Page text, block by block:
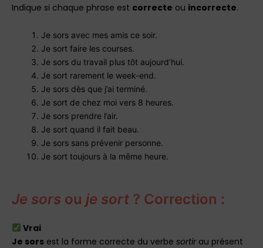
Indique si chaque phrase est correcte ou incorrecte.
Je sors avec mes amis ce soir.
Je sort faire les courses.
Je sors du travail plus tôt aujourd’hui.
Je sort rarement le week-end.
Je sors dès que j’ai terminé.
Je sort de chez moi vers 8 heures.
Je sors prendre l’air.
Je sort quand il fait beau.
Je sors sans prévenir personne.
Je sort toujours à la même heure.
Je sors ou je sort ? Correction :
Vrai
Je sors est la forme correcte du verbe sortirau présent